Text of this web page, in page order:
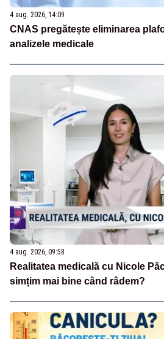
4 aug. 2026, 14:09
CNAS pregătește eliminarea
analizele medicale
4 aug. 2026, 09:58
Realitatea medicală cu Nicole
simțim mai bine când râdem?